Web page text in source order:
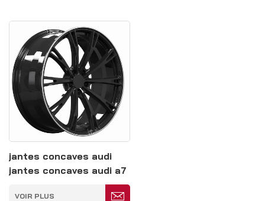
jantes concaves audi
jantes concaves audi a7
VOIR PLUS